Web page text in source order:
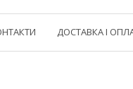
ДОСТАВКА І